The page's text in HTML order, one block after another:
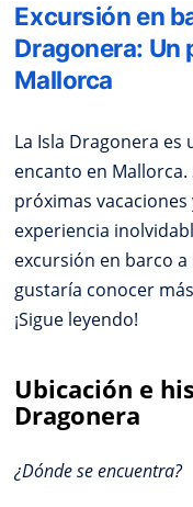
Excursión en
Dragonera: Un
Mallorca
La Isla Dragonera
encanto en
próximas
experiencia
excursión en barco a
gustaría conocer
¡Sigue leyendo!
Ubicación e
Dragonera
¿Dónde se encuentra?